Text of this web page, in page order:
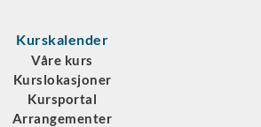
Kurskalender
Våre kurs
Kurslokasjoner
Kursportal
Arrangementer